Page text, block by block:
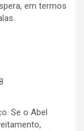
em termos
Se o Abel